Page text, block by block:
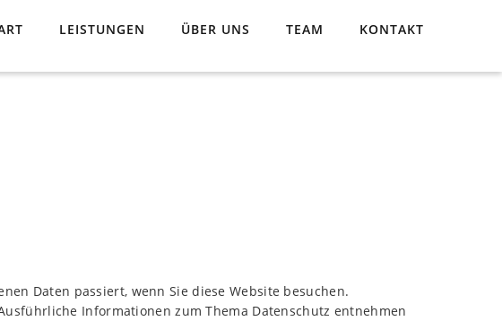
LEISTUNGEN ÜBER UNS TEAM KONTAKT
Daten passiert, wenn Sie diese Website besuchen.
Informationen zum Thema Datenschutz entnehmen